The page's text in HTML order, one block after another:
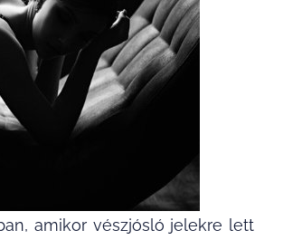
amikor vészjósló jelekre lett